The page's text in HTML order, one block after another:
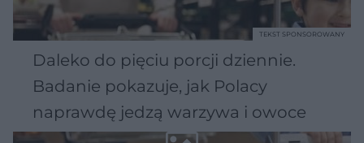
Daleko do pięciu porcji dziennie.
Badanie pokazuje, jak Polacy
naprawdę jedzą warzywa i owoce
TEKST SPONSOROWANY